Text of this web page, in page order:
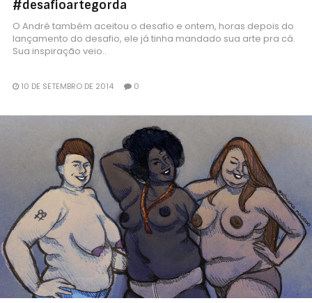
#desafioartegorda
O André também aceitou o desafio e ontem, horas depois do
lançamento do desafio, ele já tinha mandado sua arte pra cá.
Sua inspiração veio..
10 DE SETEMBRO DE 2014 0